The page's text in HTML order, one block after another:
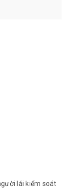
lái kiểm soát